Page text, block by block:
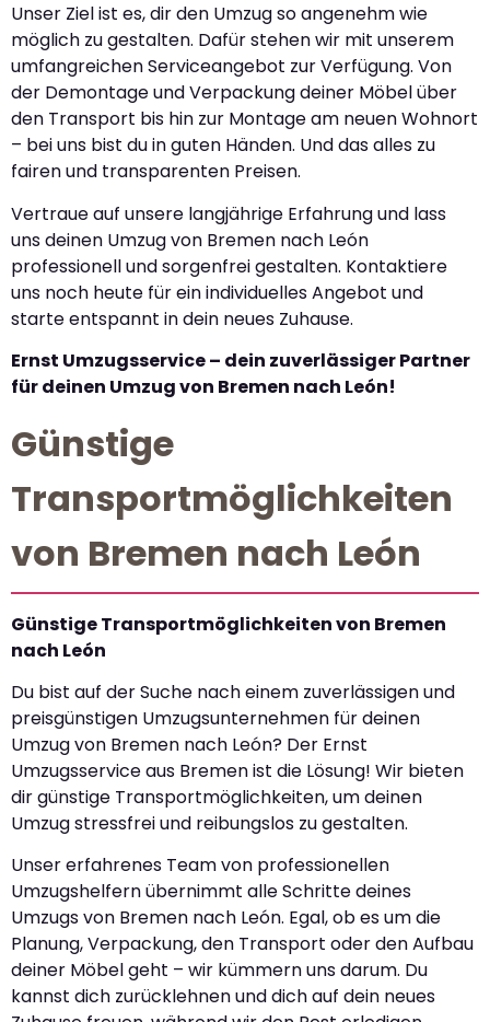
Unser Ziel ist es, dir den Umzug so angenehm wie
möglich zu gestalten. Dafür stehen wir mit unserem
umfangreichen Serviceangebot zur Verfügung. Von
der Demontage und Verpackung deiner Möbel über
den Transport bis hin zur Montage am neuen Wohnort
– bei uns bist du in guten Händen. Und das alles zu
fairen und transparenten Preisen.
Vertraue auf unsere langjährige Erfahrung und lass
uns deinen Umzug von Bremen nach León
professionell und sorgenfrei gestalten. Kontaktiere
uns noch heute für ein individuelles Angebot und
starte entspannt in dein neues Zuhause.
Ernst Umzugsservice – dein zuverlässiger Partner
für deinen Umzug von Bremen nach León!
Günstige
Transportmöglichkeiten
von Bremen nach León
Günstige Transportmöglichkeiten von Bremen
nach León
Du bist auf der Suche nach einem zuverlässigen und
preisgünstigen Umzugsunternehmen für deinen
Umzug von Bremen nach León? Der Ernst
Umzugsservice aus Bremen ist die Lösung! Wir bieten
dir günstige Transportmöglichkeiten, um deinen
Umzug stressfrei und reibungslos zu gestalten.
Unser erfahrenes Team von professionellen
Umzugshelfern übernimmt alle Schritte deines
Umzugs von Bremen nach León. Egal, ob es um die
Planung, Verpackung, den Transport oder den Aufbau
deiner Möbel geht – wir kümmern uns darum. Du
kannst dich zurücklehnen und dich auf dein neues